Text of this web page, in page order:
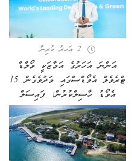
2 އަހރު ކުރިން
އަންނަ އަހަރުގެ އަމާޒަކީ ވޯލްޑް
ޓްރެވެލް އެވޯޑްސްގައި މަދުވެގެން 15
އެވޯޑު ހާސިލްކުރުން: ފައިސަލް